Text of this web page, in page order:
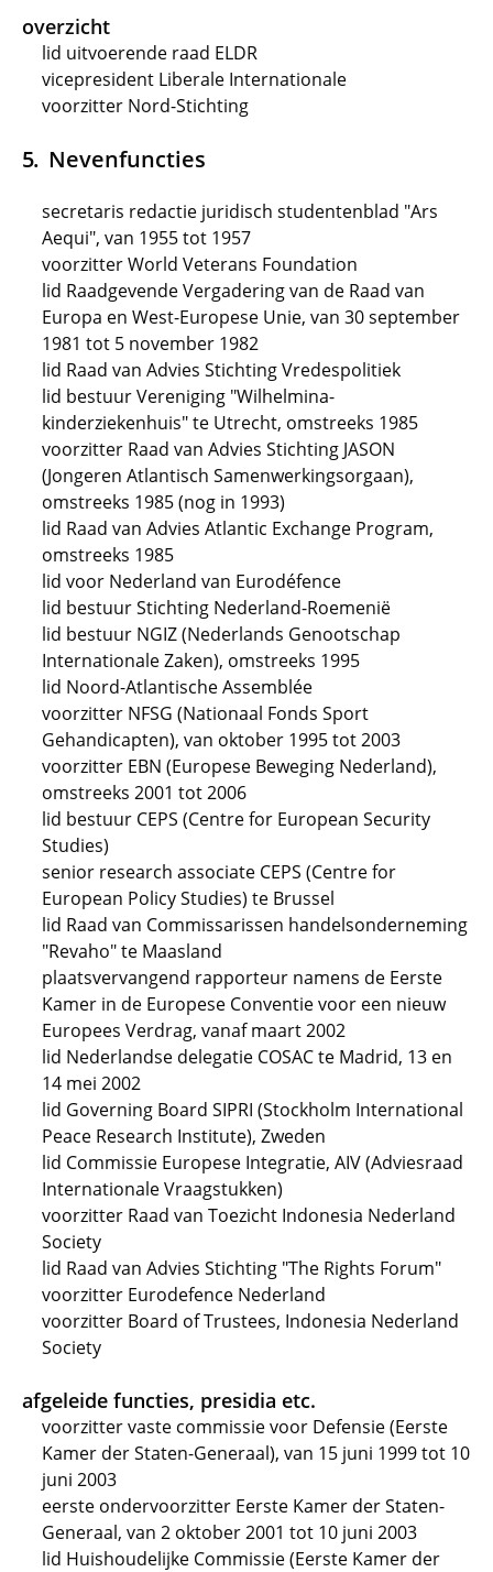
overzicht
lid uitvoerende raad ELDR
vicepresident Liberale Internationale
voorzitter Nord-Stichting
Nevenfuncties
secretaris redactie juridisch studentenblad "Ars
Aequi", van 1955 tot 1957
voorzitter World Veterans Foundation
lid Raadgevende Vergadering van de Raad van
Europa en West-Europese Unie, van 30 september
1981 tot 5 november 1982
lid Raad van Advies Stichting Vredespolitiek
lid bestuur Vereniging "Wilhelmina-
kinderziekenhuis" te Utrecht, omstreeks 1985
voorzitter Raad van Advies Stichting JASON
(Jongeren Atlantisch Samenwerkingsorgaan),
omstreeks 1985 (nog in 1993)
lid Raad van Advies Atlantic Exchange Program,
omstreeks 1985
lid voor Nederland van Eurodéfence
lid bestuur Stichting Nederland-Roemenië
lid bestuur NGIZ (Nederlands Genootschap
Internationale Zaken), omstreeks 1995
lid Noord-Atlantische Assemblée
voorzitter NFSG (Nationaal Fonds Sport
Gehandicapten), van oktober 1995 tot 2003
voorzitter EBN (Europese Beweging Nederland),
omstreeks 2001 tot 2006
lid bestuur CEPS (Centre for European Security
Studies)
senior research associate CEPS (Centre for
European Policy Studies) te Brussel
lid Raad van Commissarissen handelsonderneming
"Revaho" te Maasland
plaatsvervangend rapporteur namens de Eerste
Kamer in de Europese Conventie voor een nieuw
Europees Verdrag, vanaf maart 2002
lid Nederlandse delegatie COSAC te Madrid, 13 en
14 mei 2002
lid Governing Board SIPRI (Stockholm International
Peace Research Institute), Zweden
lid Commissie Europese Integratie, AIV (Adviesraad
Internationale Vraagstukken)
voorzitter Raad van Toezicht Indonesia Nederland
Society
lid Raad van Advies Stichting "The Rights Forum"
voorzitter Eurodefence Nederland
voorzitter Board of Trustees, Indonesia Nederland
Society
afgeleide functies, presidia etc.
voorzitter vaste commissie voor Defensie (Eerste
Kamer der Staten-Generaal), van 15 juni 1999 tot 10
juni 2003
eerste ondervoorzitter Eerste Kamer der Staten-
Generaal, van 2 oktober 2001 tot 10 juni 2003
lid Huishoudelijke Commissie (Eerste Kamer der